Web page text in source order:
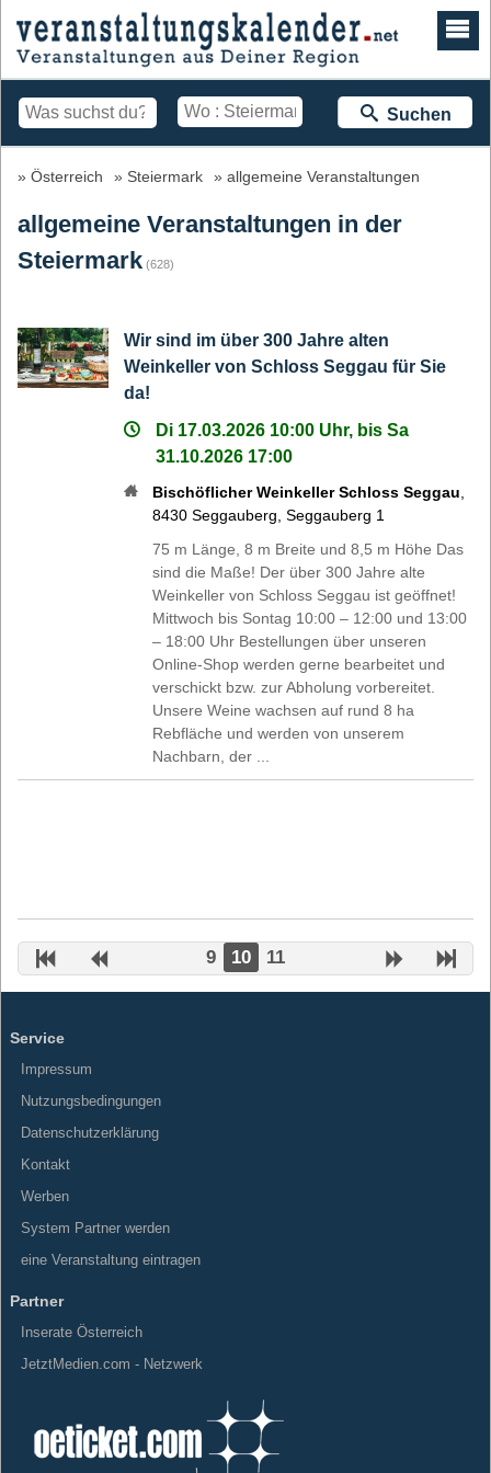
Suchen
Österreich Steiermark allgemeine Veranstaltungen
allgemeine Veranstaltungen in der
Steiermark (628)
Wir sind im über 300 Jahre alten
Weinkeller von Schloss Seggau für Sie
da!
Di 17.03.2026 10:00 Uhr, bis Sa
31.10.2026 17:00
Bischöflicher Weinkeller Schloss Seggau
8430 Seggauberg ,Seggauberg 1
75 m Länge, 8 m Breite und 8,5 m Höhe Das
sind die Maße! Der über 300 Jahre alte
Weinkeller von Schloss Seggau ist geöffnet!
Mittwoch bis Sontag 10:00 – 12:00 und 13:00
– 18:00 Uhr Bestellungen über unseren
Online-Shop werden gerne bearbeitet und
verschickt bzw. zur Abholung vorbereitet.
Unsere Weine wachsen auf rund 8 ha
Rebfläche und werden von unserem
Nachbarn, der ...
9 10 11
Service
Impressum
Nutzungsbedingungen
Datenschutzerklärung
Kontakt
Werben
System Partner werden
eine Veranstaltung eintragen
Partner
Inserate Österreich
JetztMedien.com - Netzwerk